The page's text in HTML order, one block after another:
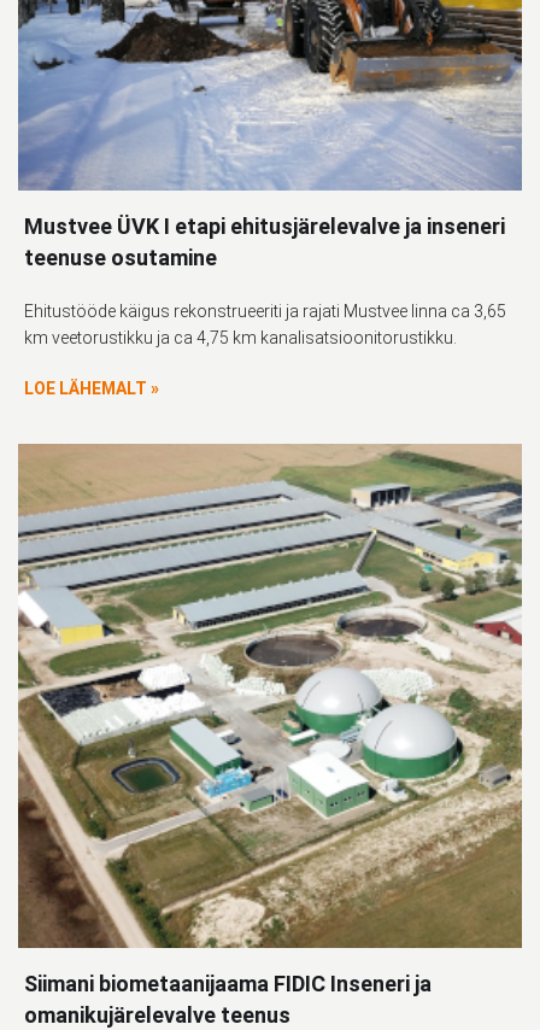
Mustvee ÜVK I etapi ehitusjärelevalve ja inseneri
teenuse osutamine
Ehitustööde käigus rekonstrueeriti ja rajati Mustvee linna ca 3,65
km veetorustikku ja ca 4,75 km kanalisatsioonitorustikku.
LOE LÄHEMALT »
Siimani biometaanijaama FIDIC Inseneri ja
omanikujärelevalve teenus